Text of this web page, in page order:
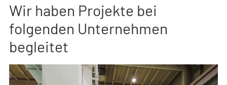
Wir haben Projekte bei
folgenden Unternehmen
begleitet